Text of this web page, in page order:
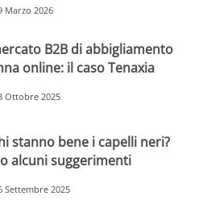
Marzo 2026
B2B di abbigliamento
online: il caso Tenaxia
Ottobre 2025
stanno bene i capelli neri?
alcuni suggerimenti
Settembre 2025